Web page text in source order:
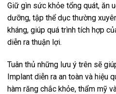
Giữ gìn sức khỏe tổng quát, ăn
dưỡng, tập thể dục thường
kháng, giúp quá trình tích hợp
diễn ra thuận lợi.
Tuân thủ những lưu ý trên sẽ
Implant diễn ra an toàn và hiệu
hàm răng chắc khỏe, thẩm mỹ